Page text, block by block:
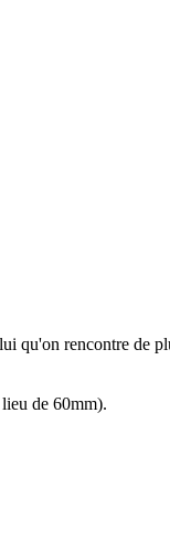
qu'on rencontre de
de 60mm).